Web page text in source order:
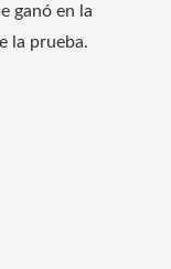
ganó en la
la prueba.